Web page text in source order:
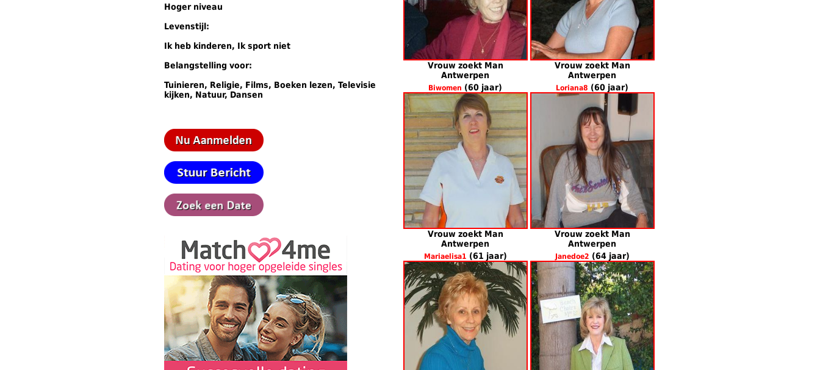
Hoger niveau
Levenstijl:
Ik heb kinderen, Ik sport niet
Belangstelling voor:
Tuinieren, Religie, Films, Boeken lezen, Televisie
kijken, Natuur, Dansen
Vrouw zoekt Man
Antwerpen
Vrouw zoekt Man
Antwerpen
Biwomen (60 jaar)
Vrouw zoekt Man
Antwerpen
Loriana8 (60 jaar)
Vrouw zoekt Man
Antwerpen
Mariaelisa1 (61 jaar) Janedoe2 (64 jaar)